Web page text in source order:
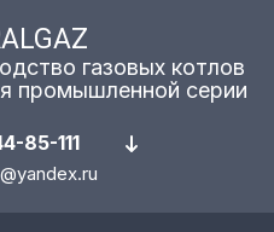
газовых котлов
промышленной серии
85-111